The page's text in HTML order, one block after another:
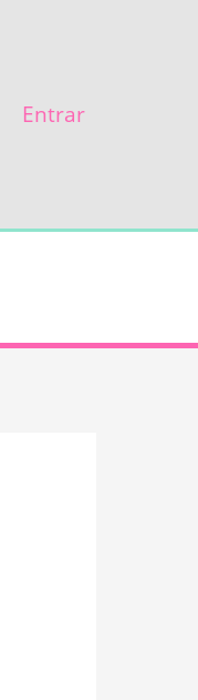
Entrar